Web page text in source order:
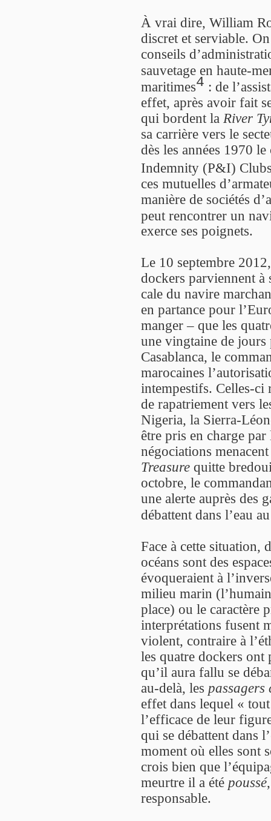
À vrai dire, William
discret et serviable.
conseils
sauvetage en haute-
maritimes4 : de
effet, après avoir fait
qui bordent la River
sa carrière vers le
dès les années 1970
Indemnity (P&I)
ces mutuelles
manière de sociétés
peut rencontrer un
exerce ses poignets.
Le 10 septembre
dockers parviennent à
cale du navire
en partance pour
manger – que les
une vingtaine de jours
Casablanca, le
marocaines
intempestifs. Celles-ci
de rapatriement vers
Nigeria, la Sierra-
être pris en charge
négociations
Treasure quitte
octobre, le
une alerte auprès des
débattent dans l’eau
Face à cette situation,
océans sont des
évoqueraient à
milieu marin
place) ou le caractère
interprétations fusent
violent, contraire à
les quatre dockers ont
qu’il aura fallu se
au-delà, les passagers
effet dans lequel «
l’efficace de leur
qui se débattent dans
moment où elles sont
crois bien que
meurtre il a été poussé
responsable.